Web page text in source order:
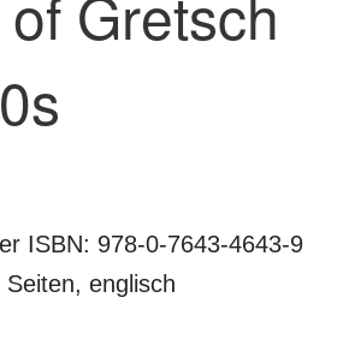
ISBN: 978-0-7643-4643-9
englisch